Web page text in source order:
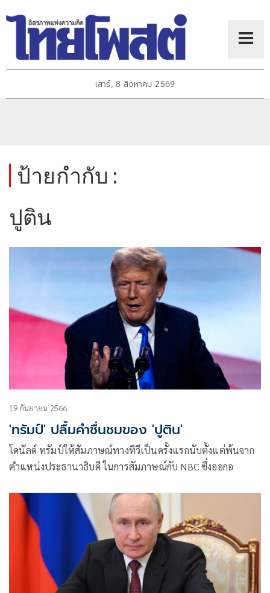
เสาร์, 8 สิงหาคม 2569
ป้ายกำกับ :
ปูติน
19 กันยายน 2566
'ทรัมป์' ปลื้มคำชื่นชมของ 'ปูติน'
โดนัลด์ ทรัมป์ให้สัมภาษณ์ทางทีวีเป็นครั้งแรกนับตั้งแต่พ้นจาก
ตำแหน่งประธานาธิบดี ในการสัมภาษณ์กับ NBC ซึ่งออกอ